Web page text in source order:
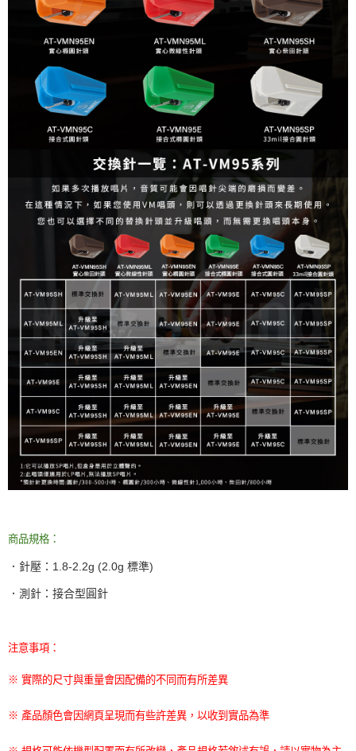
商品規格：
．針壓： 1.8-2.2g (2.0g 標準)
．測針：接合型圓針
注意事項：
※ 實際的尺寸與重量會因配備的不同而有所差異
※ 產品顏色會因網頁呈現而有些許差異，以收到實品為準